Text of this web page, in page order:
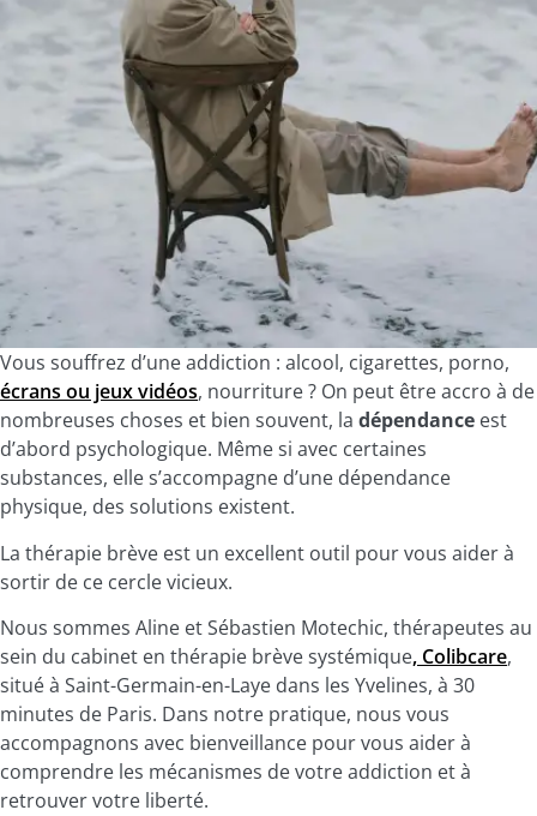
Vous souffrez d’une addiction : alcool, cigarettes, porno,
écrans ou jeux vidéos, nourriture ? On peut être accro à de
nombreuses choses et bien souvent, la dépendance est
d’abord psychologique. Même si avec certaines
substances, elle s’accompagne d’une dépendance
physique, des solutions existent.
La thérapie brève est un excellent outil pour vous aider à
sortir de ce cercle vicieux.
Nous sommes Aline et Sébastien Motechic, thérapeutes au
sein du cabinet en thérapie brève systémique, Colibcare,
situé à Saint-Germain-en-Laye dans les Yvelines, à 30
minutes de Paris. Dans notre pratique, nous vous
accompagnons avec bienveillance pour vous aider à
comprendre les mécanismes de votre addiction et à
retrouver votre liberté.